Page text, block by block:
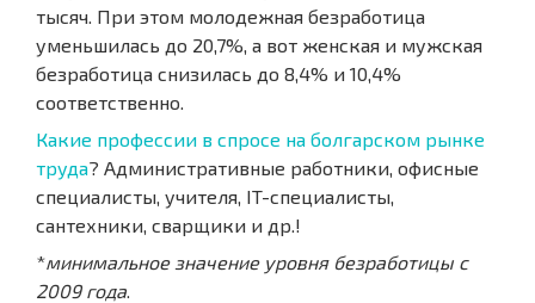
тысяч. При этом молодежная безработица
уменьшилась до 20,7%, а вот женская и мужская
безработица снизилась до 8,4% и 10,4%
соответственно.
Какие профессии в спросе на болгарском рынке
труда? Административные работники, офисные
специалисты, учителя, IT-специалисты,
сантехники, сварщики и др.!
*минимальное значение уровня безработицы с
2009 года.